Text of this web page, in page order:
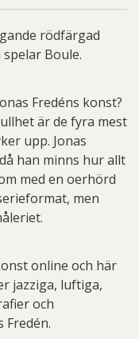
rödfärgad
Boule.
Fredéns konst?
är de fyra mest
upp. Jonas
han minns hur allt
med en oerhörd
men
online och här
jazziga, luftiga,
och
Fredén.